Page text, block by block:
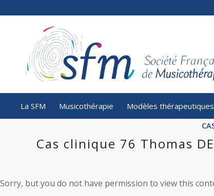
La SFM Musicothérapie Modèles thérapeutiques
Cas clinique 76 Thomas
Sorry, but you do not have permission to view this